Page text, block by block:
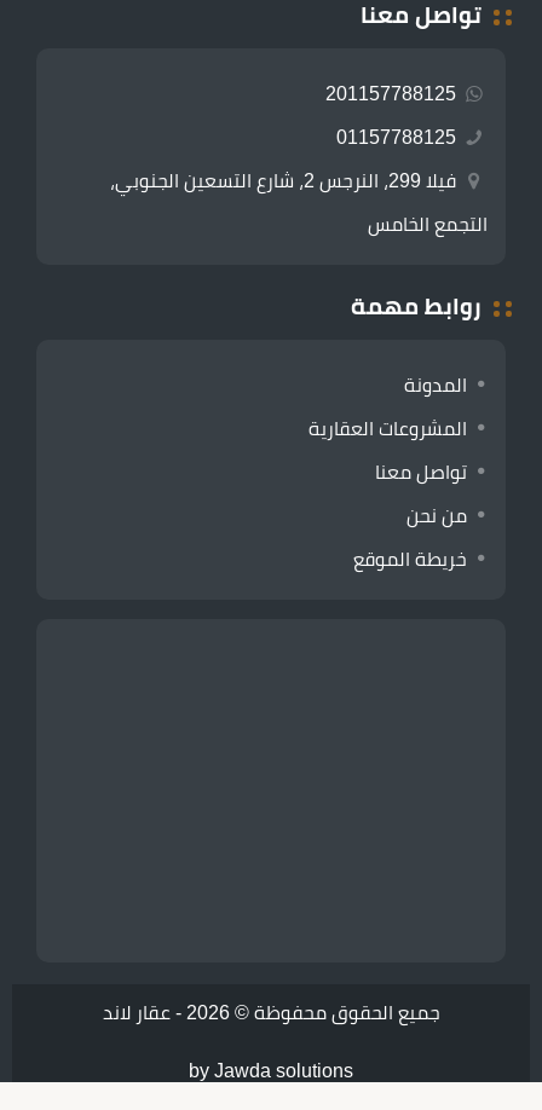
تواصل معنا
201157788125
01157788125
فيلا 299، النرجس 2، شارع التسعين الجنوبي،
التجمع الخامس
روابط مهمة
المدونة
المشروعات العقارية
تواصل معنا
من نحن
خريطة الموقع
جميع الحقوق محفوظة © 2026 - عقار لاند
by Jawda solutions